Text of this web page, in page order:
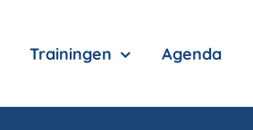
Trainingen Agenda